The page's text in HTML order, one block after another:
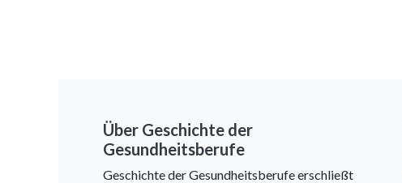
Über Geschichte der
Gesundheitsberufe
Geschichte der Gesundheitsberufe erschließt